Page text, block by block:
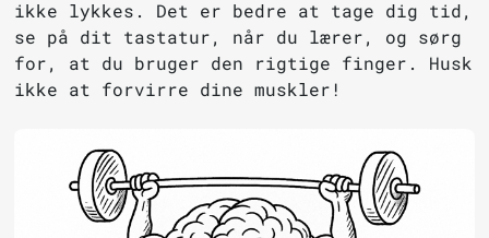
ikke lykkes. Det er bedre at tage dig tid,
se på dit tastatur, når du lærer, og sørg
for, at du bruger den rigtige finger. Husk
ikke at forvirre dine muskler!